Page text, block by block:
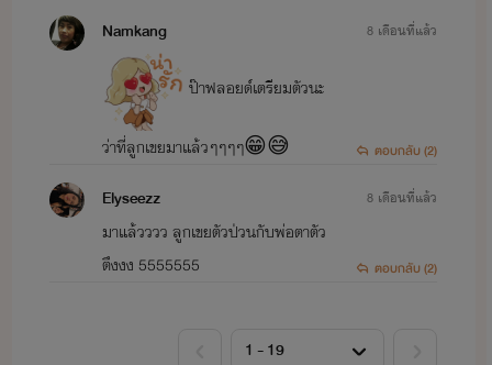
Namkang
ป๊าฟลอยด์เตรียมตัวนะ
ว่าที่ลูกเขยมาแล้วๆๆๆๆ😁😅
8 เดือนที่แล้ว
ตอบกลับ (2)
Elyseezz
มาแล้วววว ลูกเขยตัวป่วนกับพ่อตาตัว
ตึงงง 5555555
8 เดือนที่แล้ว
ตอบกลับ (2)